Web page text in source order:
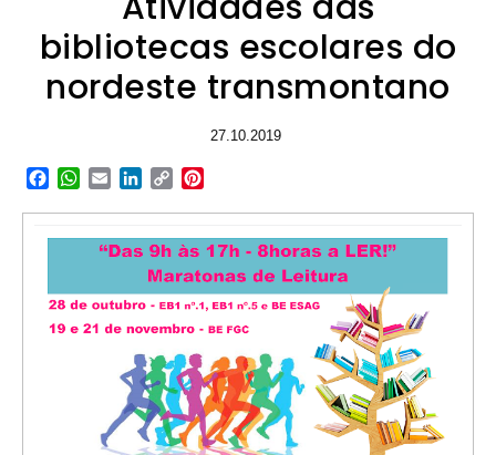
bibliotecas escolares do
nordeste transmontano
27.10.2019
Facebook
WhatsApp
EmailLinkedIn
Copy